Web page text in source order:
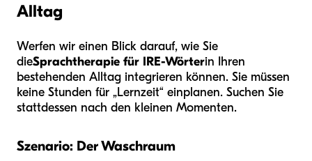
Alltag
Werfen wir einen Blick darauf, wie Sie
dieSprachtherapie für IRE-Wörterin Ihren
bestehenden Alltag integrieren können. Sie müssen
keine Stunden für „Lernzeit“ einplanen. Suchen Sie
stattdessen nach den kleinen Momenten.
Szenario: Der Waschraum